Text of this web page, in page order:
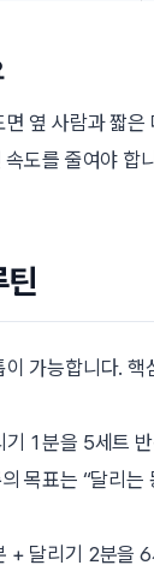
면 옆 사람과 짧
도를 줄여야 합
가능합니다. 핵
1분을 5세트
목표는 “달리는
+ 달리기 2분을